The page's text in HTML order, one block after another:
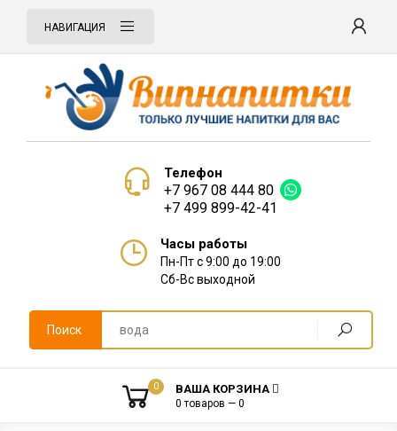
НАВИГАЦИЯ
Телефон
+7 967 08 444 80
+7 499 899-42-41
Часы работы
Пн-Пт с 9:00 до 19:00
Сб-Вс выходной
Поиск
0 ВАША КОРЗИНА
0 товаров — 0